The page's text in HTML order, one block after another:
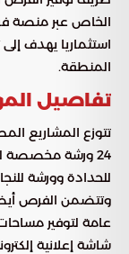
الخاص عبر منصة
استثماريا يهدف
المنطقة.
تفاصيل
تتوزع المشاريع
24 ورشة مخصصة
للحدادة وورشة
وتتضمن الفرص
عامة لتوفير
شاشة إعلانية